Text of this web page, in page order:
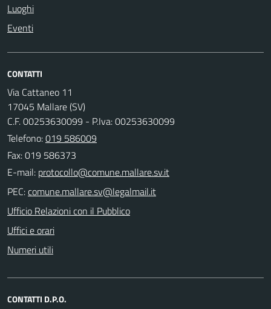
Luoghi
Eventi
CONTATTI
Via Cattaneo 11
17045 Mallare (SV)
C.F. 00253630099 - P.Iva: 00253630099
Telefono:019 586009
Fax: 019 586373
E-mail:
PEC:
Ufficio Relazioni con il Pubblico
Uffici e orari
Numeri utili
CONTATTI D.P.O.